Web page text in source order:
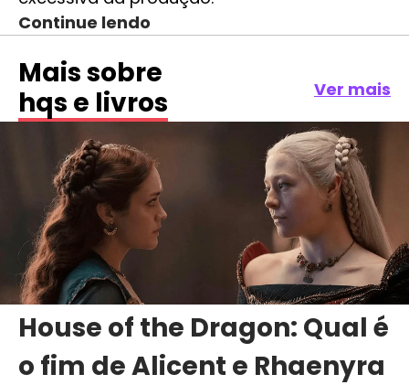
Continue lendo
Mais sobre
hqs e livros
Ver mais
House of the Dragon: Qual é
o fim de Alicent e Rhaenyra